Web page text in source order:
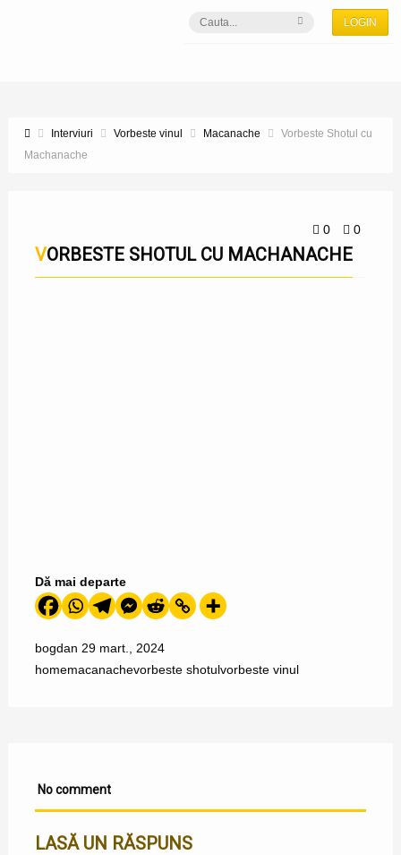
LOGIN
Interviuri Vorbeste vinul Macanache
Vorbeste Shotul cu
Machanache
0 0
VORBESTE SHOTUL CU MACHANACHE
Dă mai departe
bogdan 29 mart., 2024
homemacanachevorbeste shotulvorbeste vinul
No comment
LASĂ UN RĂSPUNS